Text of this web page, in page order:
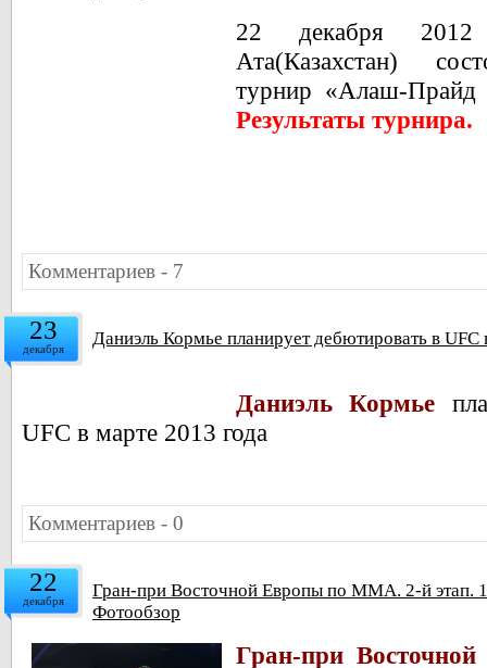
22 декабря
Ата(Казахстан)
турнир «Алаш-Прайд
Результаты турнира.
Комментариев - 7
23
декабря Даниэль Кормье планирует дебютировать в UFC
Даниэль Кормье
UFC в марте 2013 года
Комментариев - 0
22
декабря
Гран-при Восточной Европы по ММА. 2-й этап.
Фотообзор
Гран-при